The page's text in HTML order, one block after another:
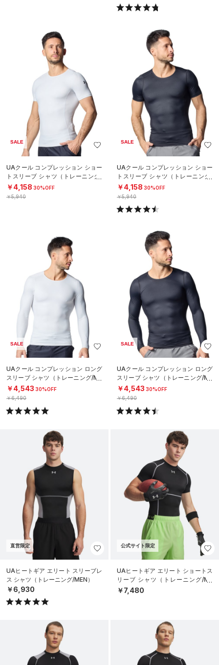
SALE
UAクール コンプレッション ショー
トスリーブ シャツ（トレーニング/
MEN）
￥4,158 30%OFF
￥5,940
SALE
UAクール コンプレッション ショー
トスリーブ シャツ（トレーニング/
MEN）
￥4,158 30%OFF
￥5,940
SALE
UAクール コンプレッション ロング
スリーブ シャツ（トレーニング/ME
N）
￥4,543 30%OFF
￥6,490
SALE
UAクール コンプレッション ロング
スリーブ シャツ（トレーニング/ME
N）
￥4,543 30%OFF
￥6,490
直営限定
UAヒートギア エリート スリーブレ
ス シャツ（トレーニング/MEN）
￥6,930
公式サイト限定
UAヒートギア エリート ショートス
リーブ シャツ（トレーニング/ME
N）
￥7,480